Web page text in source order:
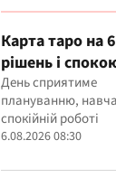
Карта таро на
рішень і
День сприятиме
плануванню,
спокійній роботі
6.08.2026 08:30